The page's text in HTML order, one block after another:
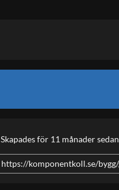
Skapadesför 11 månader sedan